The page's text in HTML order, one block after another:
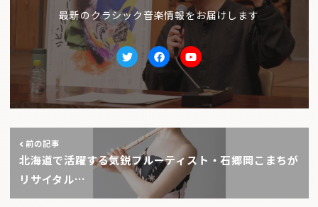
最新のクラシック音楽情報をお届けします
TwitterfacebookYoutube
前の記事
北海道で活躍する気鋭フルーティスト・石郷岡こまちが
リサイタル…